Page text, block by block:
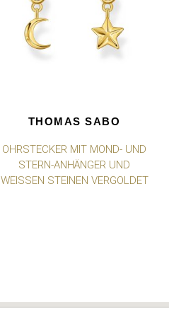
THOMAS SABO
OHRSTECKER MIT MOND- UND
STERN-ANHÄNGER UND
WEISSEN STEINEN VERGOLDET